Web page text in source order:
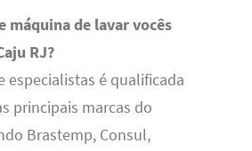
máquina de lavar vocês
RJ?
especialistas é qualificada
principais marcas do
Brastemp, Consul,